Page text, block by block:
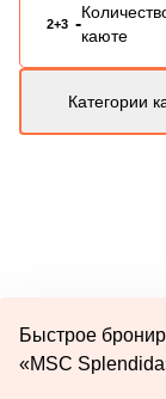
2+3 -
каюте
Категории
Быстрое
«MSC